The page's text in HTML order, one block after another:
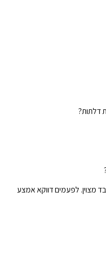
דלתות?
מצוין. לפעמים דווקא אמצע